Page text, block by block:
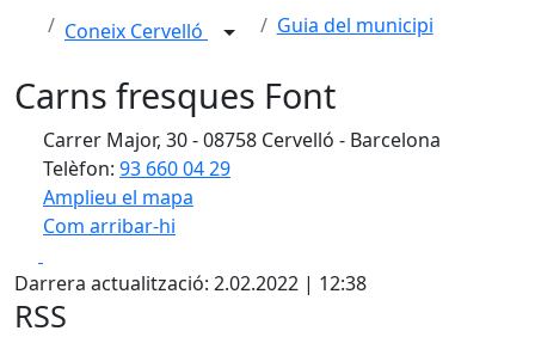
Coneix Cervelló Guia del municipi
Carns fresques Font
Carrer Major, 30 - 08758 Cervelló - Barcelona
Telèfon: 93 660 04 29
Amplieu el mapa
Com arribar-hi
+
−
Darrera actualització: 2.02.2022 | 12:38
RSS